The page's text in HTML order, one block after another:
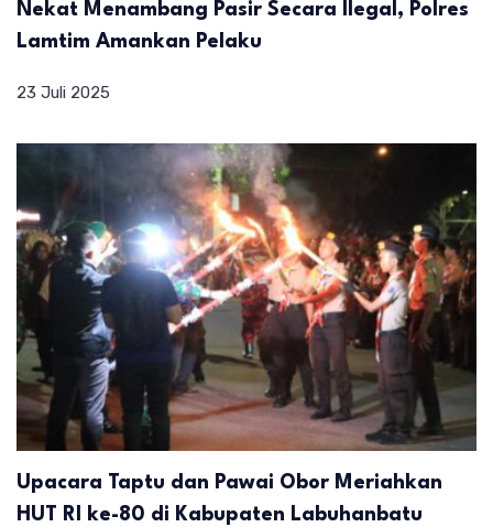
Nekat Menambang Pasir Secara Ilegal, Polres
Lamtim Amankan Pelaku
23 Juli 2025
Upacara Taptu dan Pawai Obor Meriahkan
HUT RI ke-80 di Kabupaten Labuhanbatu